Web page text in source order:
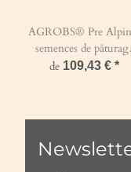
AGROBS® Pre
semences de pâturage
équin
de 109,43 € *